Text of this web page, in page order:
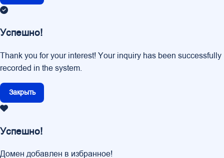
Успешно!
Thank you for your interest! Your inquiry has been successfully
recorded in the system.
Закрыть
Успешно!
Домен добавлен в избранное!